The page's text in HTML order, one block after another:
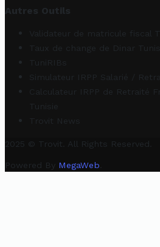
Autres Outils
Validateur de matricule fiscal
Taux de change de Dinar
TuniRIBs
Simulateur IRPP Salarié /
Calculateur IRPP de Retraité
Tunisie
Trovit News
2025 © Trovit. All Rights Reserved.
Powered By MegaWeb